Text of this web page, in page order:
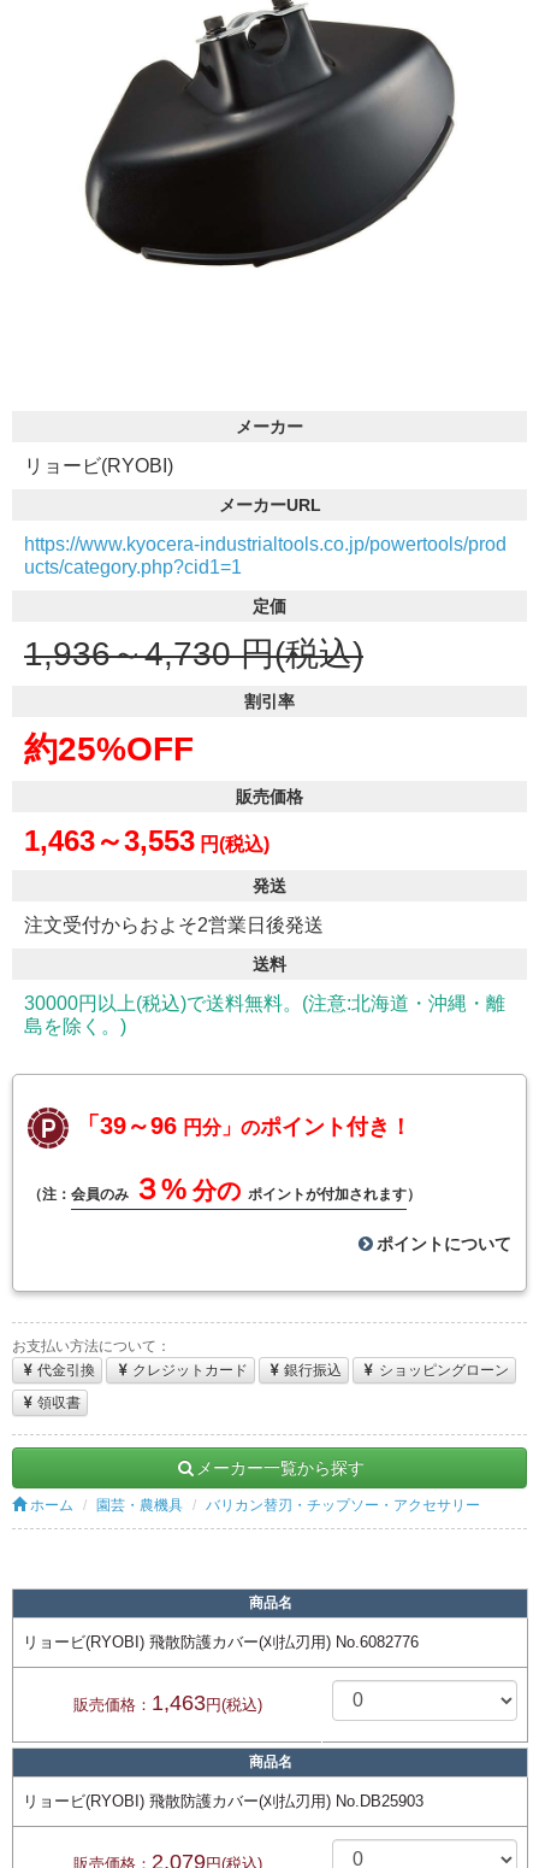
メーカー
リョービ(RYOBI)
メーカーURL
https://www.kyocera-industrialtools.co.jp/powertools/prod
ucts/category.php?cid1=1
定価
1,936～4,730 円(税込)
割引率
約25%OFF
販売価格
1,463～3,553 円(税込)
発送
注文受付からおよそ2営業日後発送
送料
30000円以上(税込)で送料無料。(注意:北海道・沖縄・離
島を除く。)
「39～96 円分」のポイント付き！
（注： 会員のみ ３% 分の ポイントが付加されます）
ポイントについて
お支払い方法について：
代金引換
クレジットカード 銀行振込
ショッピングローン
領収書
メーカー一覧から探す
ホーム 園芸・農機具 バリカン替刃・チップソー・アクセサリー
商品名
リョービ(RYOBI) 飛散防護カバー(刈払刃用) No.6082776
販売価格： 1,463円(税込)
商品名
リョービ(RYOBI) 飛散防護カバー(刈払刃用) No.DB25903
販売価格： 2,079円(税込)